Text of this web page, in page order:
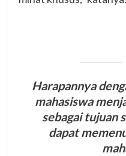
Harapannya
mahasiswa
sebagai tujuan
dapat